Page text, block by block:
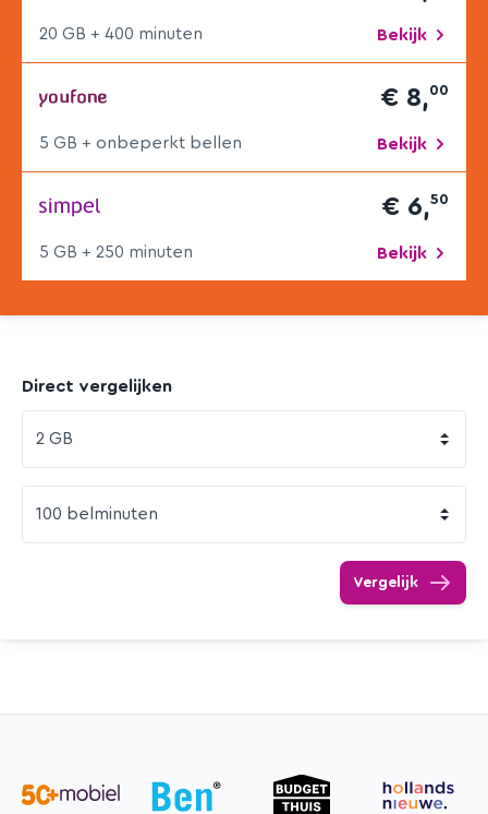
20 GB + 400 minuten Bekijk
€ 8,00
5 GB + onbeperkt bellen Bekijk
€ 6,50
5 GB + 250 minuten Bekijk
Direct vergelijken
Vergelijk